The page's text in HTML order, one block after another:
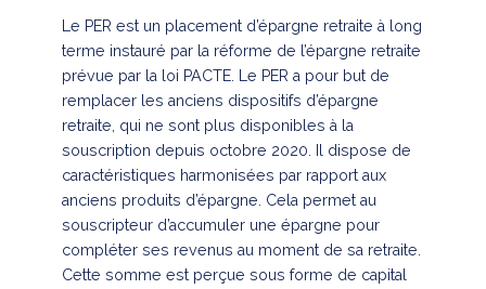
Le PER est un placement d’épargne retraite à long
terme instauré par la réforme de l’épargne retraite
prévue par la loi PACTE. Le PER a pour but de
remplacer les anciens dispositifs d’épargne
retraite, qui ne sont plus disponibles à la
souscription depuis octobre 2020. Il dispose de
caractéristiques harmonisées par rapport aux
anciens produits d’épargne. Cela permet au
souscripteur d’accumuler une épargne pour
compléter ses revenus au moment de sa retraite.
Cette somme est perçue sous forme de capital